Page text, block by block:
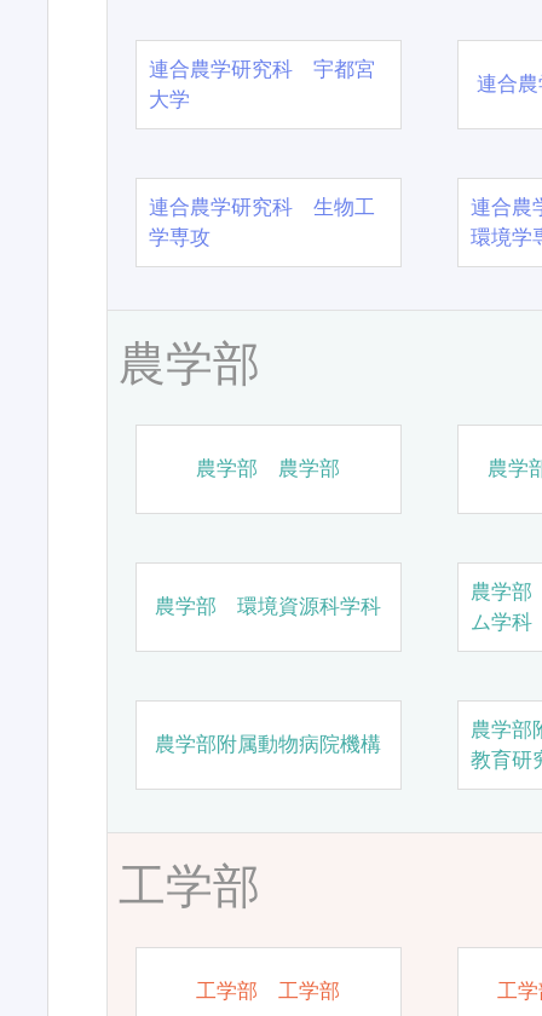
連合農学研究科 宇都宮
大学
連合
連合農学研究科 生物工
学専攻
連合農
環境学
農学部
農学部 農学部 農学
農学部 環境資源科学科
農学
ム学科
農学部附属動物病院機構
農学部
教育研
工学部
工学部 工学部 工